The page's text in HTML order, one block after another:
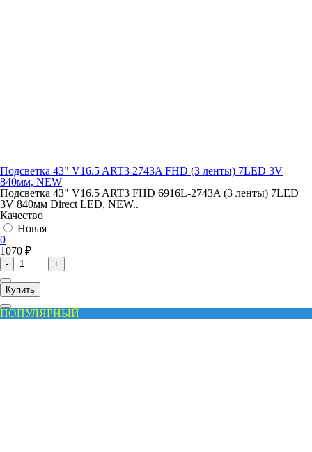
Подсветка 43" V16.5 ART3 2743A FHD (3 ленты) 7LED 3V
840мм, NEW
Подсветка 43" V16.5 ART3 FHD 6916L-2743A (3 ленты) 7LED
3V 840мм Direct LED, NEW..
Качество
Новая
0
1070 ₽
- +
Купить
ПОПУЛЯРНЫЙ